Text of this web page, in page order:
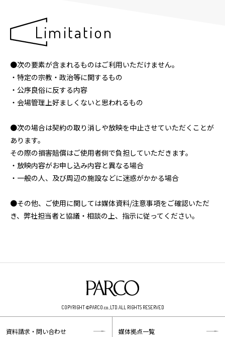
Limitation
●次の要素が含まれるものはご利用いただけません。
・特定の宗教・政治等に関するもの
・公序良俗に反する内容
・会場管理上好ましくないと思われるもの
●次の場合は契約の取り消しや放映を中止させていただくことが
あります。
その際の損害賠償はご使用者側で負担していただきます。
・放映内容がお申し込み内容と異なる場合
・一般の人、及び周辺の施設などに迷惑がかかる場合
●その他、ご使用に関しては媒体資料/注意事項をご確認いただ
き、弊社担当者と協議・相談の上、指示に従ってください。 ​
COPYRIGHT ©PARCO.co.,LTD.ALL RIGHTS RESERVED
資料請求・問い合わせ 媒体拠点一覧